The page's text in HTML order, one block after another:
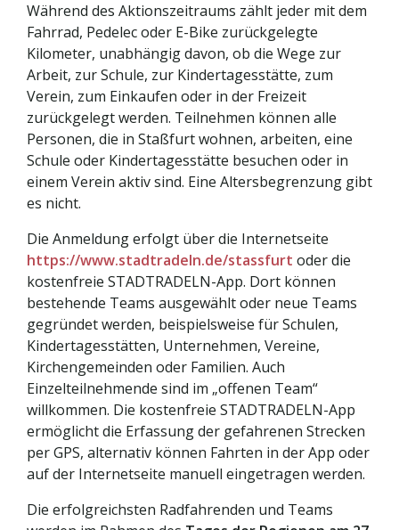
Während des Aktionszeitraums zählt jeder mit dem
Fahrrad, Pedelec oder E-Bike zurückgelegte
Kilometer, unabhängig davon, ob die Wege zur
Arbeit, zur Schule, zur Kindertagesstätte, zum
Verein, zum Einkaufen oder in der Freizeit
zurückgelegt werden. Teilnehmen können alle
Personen, die in Staßfurt wohnen, arbeiten, eine
Schule oder Kindertagesstätte besuchen oder in
einem Verein aktiv sind. Eine Altersbegrenzung gibt
es nicht.
Die Anmeldung erfolgt über die Internetseite
https://www.stadtradeln.de/stassfurt oder die
kostenfreie STADTRADELN-App. Dort können
bestehende Teams ausgewählt oder neue Teams
gegründet werden, beispielsweise für Schulen,
Kindertagesstätten, Unternehmen, Vereine,
Kirchengemeinden oder Familien. Auch
Einzelteilnehmende sind im „offenen Team“
willkommen. Die kostenfreie STADTRADELN-App
ermöglicht die Erfassung der gefahrenen Strecken
per GPS, alternativ können Fahrten in der App oder
auf der Internetseite manuell eingetragen werden.
Die erfolgreichsten Radfahrenden und Teams